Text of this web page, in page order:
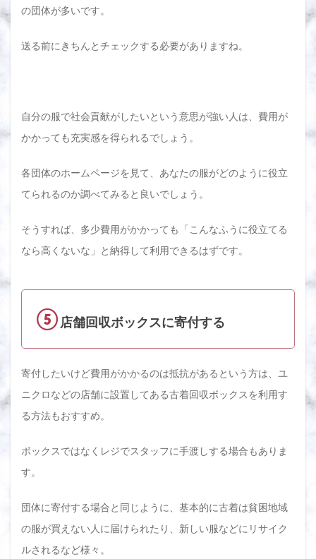
の団体が多いです。
送る前にきちんとチェックする必要がありますね。
自分の服で社会貢献がしたいという意思が強い人は、費用が
かかっても充実感を得られるでしょう。
各団体のホームページを見て、あなたの服がどのように役立
てられるのか調べてみると良いでしょう。
そうすれば、多少費用がかかっても「こんなふうに役立てる
なら高くないな」と納得して利用できるはずです。
⑤ 店舗回収ボックスに寄付する
寄付したいけど費用がかかるのは抵抗があるという方は、ユ
ニクロなどの店舗に設置してある古着回収ボックスを利用す
る方法もおすすめ。
ボックスではなくレジでスタッフに手渡しする場合もありま
す。
団体に寄付する場合と同じように、基本的に古着は貧困地域
の服が買えない人に届けられたり、新しい服などにリサイク
ルされるなど様々。